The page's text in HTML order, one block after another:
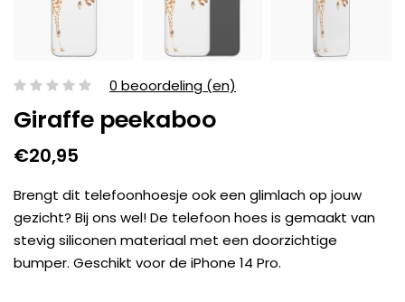
0 beoordeling (en)
Giraffe peekaboo
€20,95
Brengt dit telefoonhoesje ook een glimlach op jouw
gezicht? Bij ons wel! De telefoon hoes is gemaakt van
stevig siliconen materiaal met een doorzichtige
bumper. Geschikt voor de iPhone 14 Pro.